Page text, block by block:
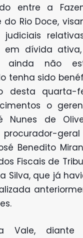
entre a
Rio Doce,
em dívida
ainda não
tenha sido
desta quarta-
o
Nunes de
Benedito
Fiscais de
Silva, que já
Vale, diante